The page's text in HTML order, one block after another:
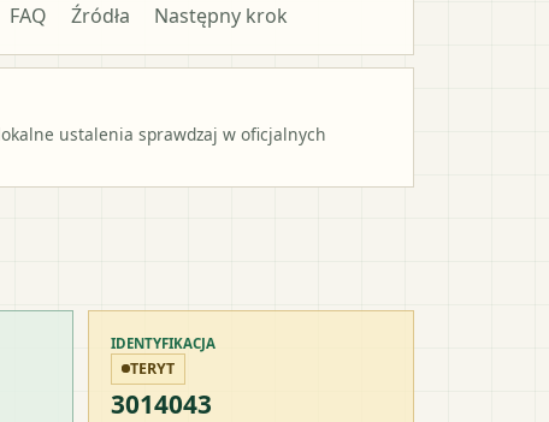
FAQ Źródła Następny krok
ustalenia sprawdzaj w oficjalnych
IDENTYFIKACJA
TERYT
3014043